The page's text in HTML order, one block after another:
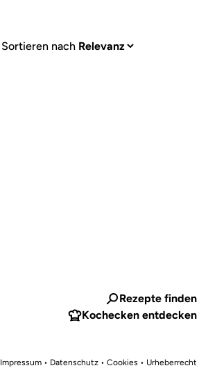
Sortieren nach
Rezepte finden
Kochecken entdecken
Impressum • Datenschutz • Cookies • Urheberrecht